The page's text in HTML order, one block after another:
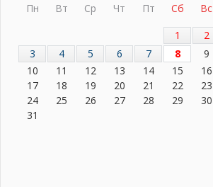
05 августа 2026
05 августа 2026
«Результат командный, заслуга
каждого ведомства и
муниципалитета»
05 августа 2026
Пн Вт Ср Чт Пт Сб
Вс
1
2
3
4 5 6 7 8
9
10
11 12 13 14 15
16
17
18 19 20 21 22
23
24
25 26 27 28 29
30
31